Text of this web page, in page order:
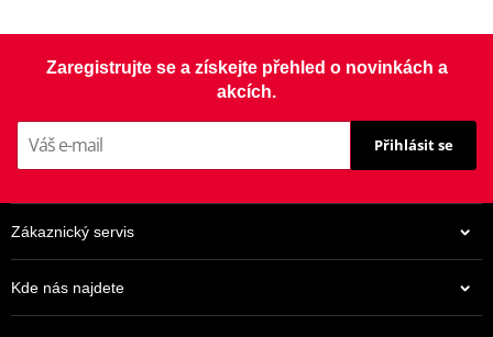
Zaregistrujte se a získejte přehled o novinkách a
akcích.
Přihlásit se
Zákaznický servis
Kde nás najdete